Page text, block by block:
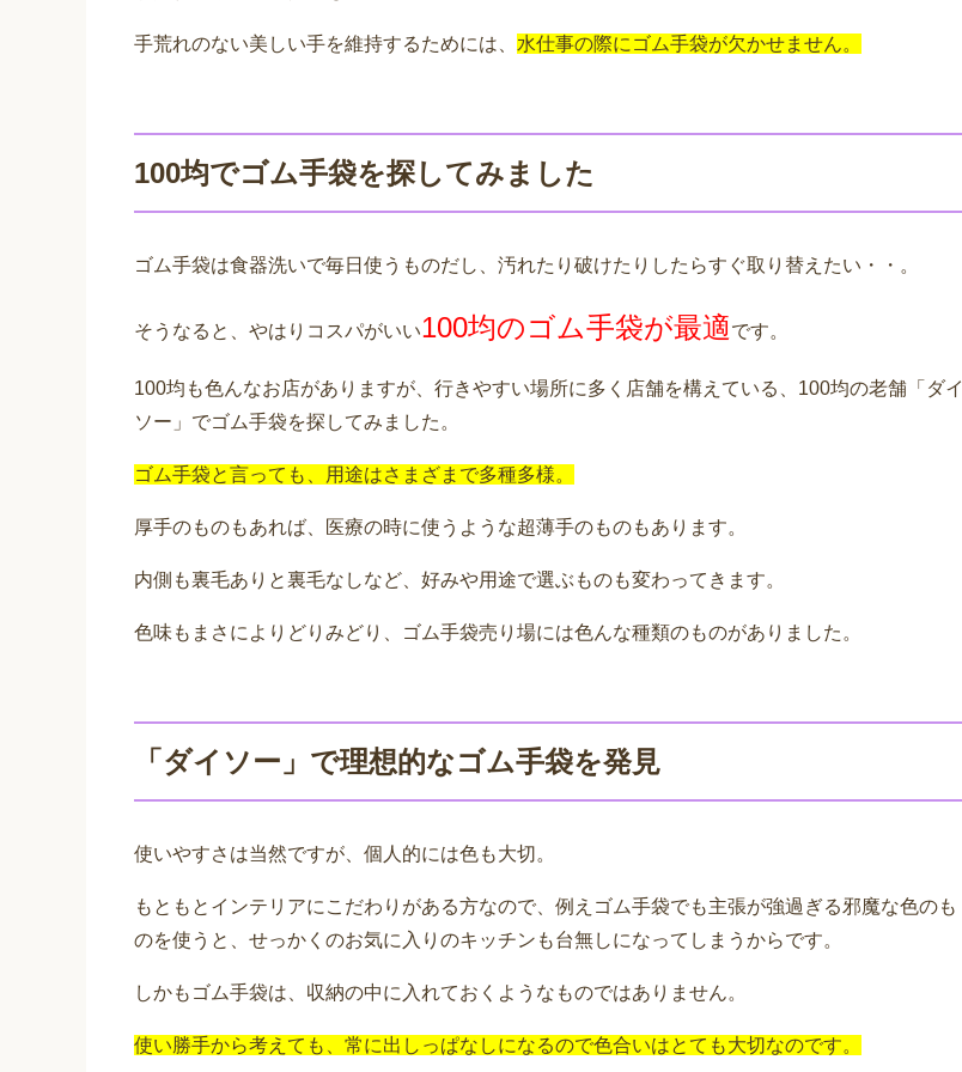
手荒れのない美しい手を維持するためには、 水仕事の際にゴム手袋が欠かせません。
100均でゴム手袋を探してみました
ゴム手袋は食器洗いで毎日使うものだし、汚れたり破けたりしたらすぐ取り替えたい・・。
そうなると、やはりコスパがいい100均のゴム手袋が最適です。
100均も色んなお店がありますが、行きやすい場所に多く店舗を構えている、100均の老舗「ダイ
ソー」でゴム手袋を探してみました。
ゴム手袋と言っても、用途はさまざまで多種多様。
厚手のものもあれば、医療の時に使うような超薄手のものもあります。
内側も裏毛ありと裏毛なしなど、好みや用途で選ぶものも変わってきます。
色味もまさによりどりみどり、ゴム手袋売り場には色んな種類のものがありました。
「ダイソー」で理想的なゴム手袋を発見
使いやすさは当然ですが、個人的には色も大切。
もともとインテリアにこだわりがある方なので、例えゴム手袋でも主張が強過ぎる邪魔な色のも
のを使うと、せっかくのお気に入りのキッチンも台無しになってしまうからです。
しかもゴム手袋は、収納の中に入れておくようなものではありません。
使い勝手から考えても、常に出しっぱなしになるので色合いはとても大切なのです。